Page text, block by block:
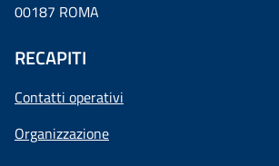
00187 ROMA
RECAPITI
Contatti operativi
Organizzazione